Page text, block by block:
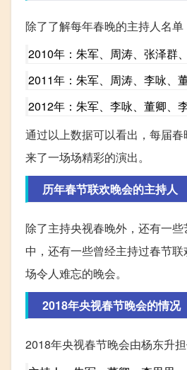
除了了解每年春晚的主持人名
2010年：朱军、周涛、张泽群
2011年：朱军、周涛、李咏、
2012年：朱军、李咏、董卿、
通过以上数据可以看出，每届
来了一场场精彩的演出。
历年春节联欢晚会的主持人
除了主持央视春晚外，还有一
中，还有一些曾经主持过春节
场令人难忘的晚会。
2018年央视春节晚会的情况
2018年央视春节晚会由杨东升